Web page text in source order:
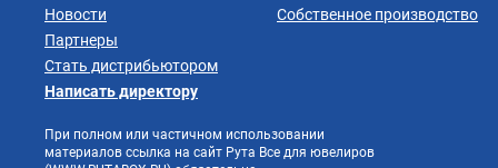
Новости
Партнеры
Стать дистрибьютором
Собственное производство
Написать директору
При полном или частичном использовании
материалов ссылка на сайт Рута Все для ювелиров